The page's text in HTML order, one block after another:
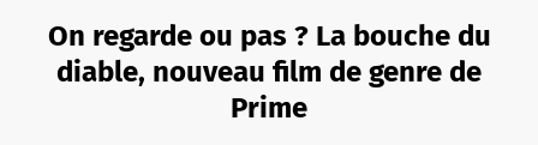
On regarde ou pas ? La bouche du
diable, nouveau film de genre de
Prime